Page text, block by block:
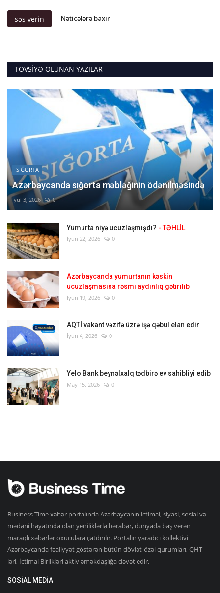
səs verin Nəticələrə baxın
TÖVSIYƏ OLUNAN YAZILAR
SIĞORTA
Azərbaycanda sığorta məbləğinin ödənilməsində
İyul 3, 2026 0
Yumurta niyə ucuzlaşmışdı? - TƏHLİL
İyun 22, 2026 0
Azərbaycanda yumurtanın kəskin
ucuzlaşmasına rəsmi aydınlıq gətirilib
İyun 19, 2026 0
AQTİ vakant vəzifə üzrə işə qəbul elan edir
İyun 4, 2026 0
Yelo Bank beynəlxalq tədbirə ev sahibliyi edib
May 15, 2026 0
Business Time xəbər portalında Azərbaycanın ictimai, siyasi, sosial və
mədəni həyatında olan yeniliklərlə bərabər, dünyada baş verən
maraqlı xəbərlər oxuculara çatdırılır. Portalın yaradıcı kollektivi
Azərbaycanda fəaliyyət göstərən bütün dövlət-özəl qurumları, QHT-
ləri, İctimai Birlikləri aktiv əməkdaşlığa dəvət edir.
SOSIAL MEDIA